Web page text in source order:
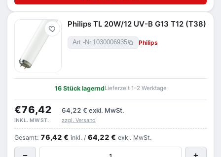
Merken
Philips TL 20W/12 UV-B G13 T12 (T38)
Art.-Nr.1030006935 Philips
16 Stück lagerndLieferzeit 1–2 Werktage
€76,42 64,22 € exkl. MwSt.
INKL. MWST. zzgl. Versand
Gesamt: 76,42 € inkl. / 64,22 € exkl. MwSt.